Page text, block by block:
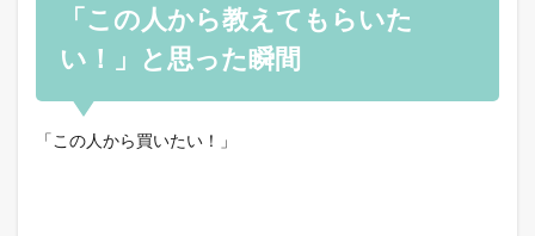
「この人から教えてもらいた
い！」と思った瞬間
「この人から買いたい！」